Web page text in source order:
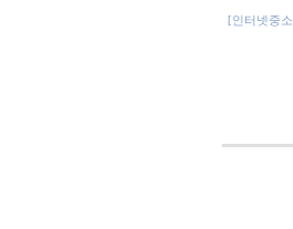
[인터넷중